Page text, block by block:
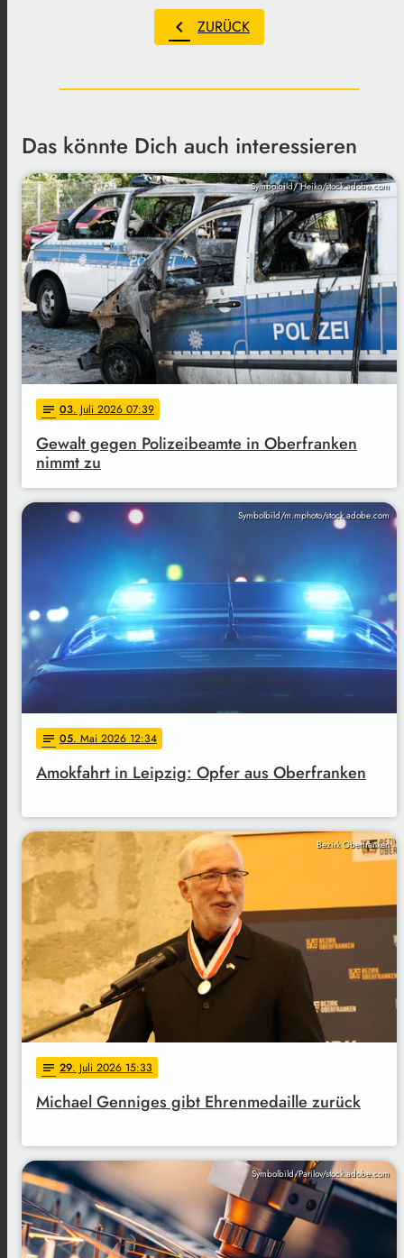
chevron_left ZURÜCK
Das könnte Dich auch interessieren
Symbolbild/ Heiko/stock.adobe.com
notes 03. Juli 2026 07:39
Gewalt gegen Polizeibeamte in Oberfranken
nimmt zu
Symbolbild/m.mphoto/stock.adobe.com
notes 05. Mai 2026 12:34
Amokfahrt in Leipzig: Opfer aus Oberfranken
Bezirk Oberfranken
notes 29. Juli 2026 15:33
Michael Genniges gibt Ehrenmedaille zurück
Symbolbild/Parilov/stock.adobe.com